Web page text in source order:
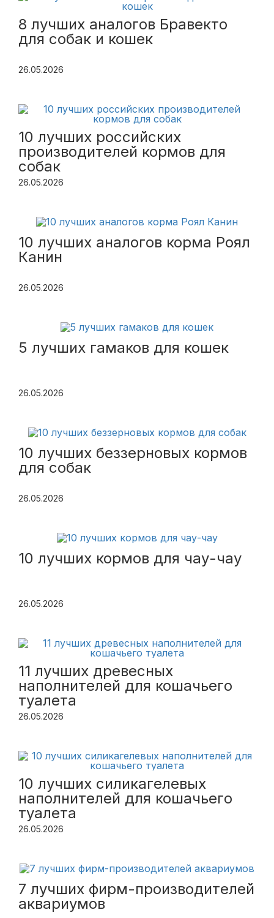
8 лучших аналогов Бравекто
для собак и кошек
26.05.2026
10 лучших российских
производителей кормов для
собак
26.05.2026
10 лучших аналогов корма Роял
Канин
26.05.2026
5 лучших гамаков для кошек
26.05.2026
10 лучших беззерновых кормов
для собак
26.05.2026
10 лучших кормов для чау-чау
26.05.2026
11 лучших древесных
наполнителей для кошачьего
туалета
26.05.2026
10 лучших силикагелевых
наполнителей для кошачьего
туалета
26.05.2026
7 лучших фирм-производителей
аквариумов